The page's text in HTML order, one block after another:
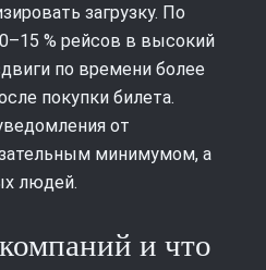
загрузку. По
% рейсов в высокий
по времени более
покупки билета.
от
минимумом, а
людей.
и что